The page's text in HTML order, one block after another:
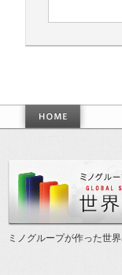
ミノグループが作った世界